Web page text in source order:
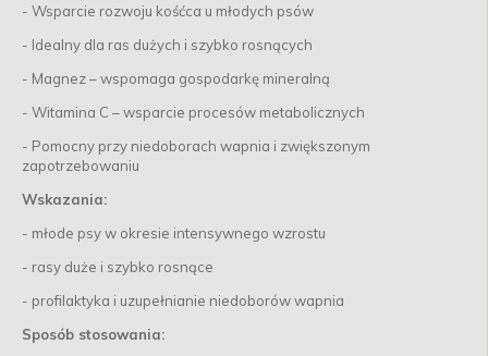
- Wsparcie rozwoju kośćca u młodych psów
- Idealny dla ras dużych i szybko rosnących
- Magnez – wspomaga gospodarkę mineralną
- Witamina C – wsparcie procesów metabolicznych
- Pomocny przy niedoborach wapnia i zwiększonym
zapotrzebowaniu
Wskazania:
- młode psy w okresie intensywnego wzrostu
- rasy duże i szybko rosnące
- profilaktyka i uzupełnianie niedoborów wapnia
Sposób stosowania: